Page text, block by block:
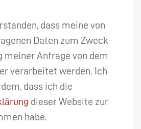
dass meine von
Daten zum Zweck
meiner Anfrage von dem
verarbeitet werden. Ich
dass ich die
dieser Website zur
habe.